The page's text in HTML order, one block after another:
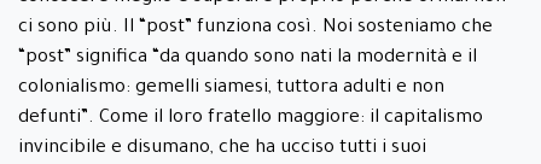
ci sono più. Il “post” funziona così. Noi sosteniamo che
“post” significa “da quando sono nati la modernità e il
colonialismo: gemelli siamesi, tuttora adulti e non
defunti”. Come il loro fratello maggiore: il capitalismo
invincibile e disumano, che ha ucciso tutti i suoi